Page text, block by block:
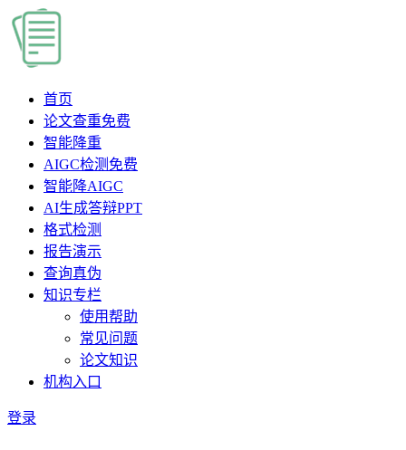
首页
论文查重免费
智能降重
AIGC检测 免费
智能降AIGC
AI生成答辩PPT
格式检测
报告演示
查询真伪
知识专栏
使用帮助
常见问题
论文知识
机构入口
登录